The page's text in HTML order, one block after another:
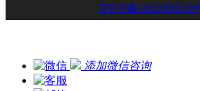
京ICP备2022000256
添加微信咨询